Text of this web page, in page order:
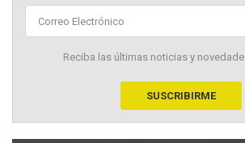
Reciba las últimas noticias y